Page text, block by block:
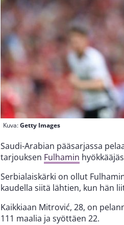
Kuva:Getty Images
Saudi-Arabian pääsarjassa
tarjouksen Fulhamin
Serbialaiskärki on ollut
kaudella siitä lähtien, kun hän
Kaikkiaan Mitrović, 28, on
111 maalia ja syöttäen 22.